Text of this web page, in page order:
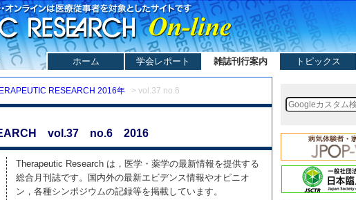
ホーム 学会レポート 雑誌刊行案内 トピックス
RESEARCH 2016年 > vol.37 no.6
vol.37 no.6 2016
Therapeutic Research は，医学・薬学の最新情報を提供する
総合月刊誌です。国内外の最新エビデンス情報やオピニオ
ン，各種シンポジウムの記録等を掲載しています。